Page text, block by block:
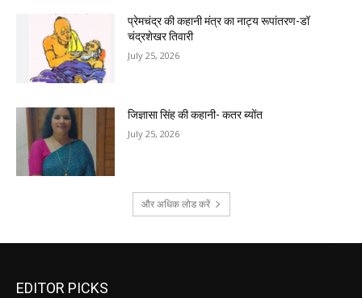
प्रेमचंद्र की कहानी मंत्र का नाट्य रूपांतरण-डॉ
चंद्रशेखर तिवारी
July 25, 2026
जिज्ञासा सिंह की कहानी- कतर ब्योंत
July 25, 2026
और अधिक लोड करें
EDITOR PICKS